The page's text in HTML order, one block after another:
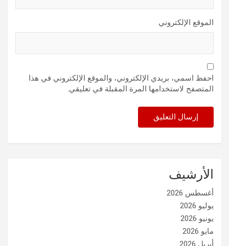
الموقع الإلكتروني
احفظ اسمي، بريدي الإلكتروني، والموقع الإلكتروني في هذا
المتصفح لاستخدامها المرة المقبلة في تعليقي.
الأرشيف
أغسطس 2026
يوليو 2026
يونيو 2026
مايو 2026
أبريل 2026